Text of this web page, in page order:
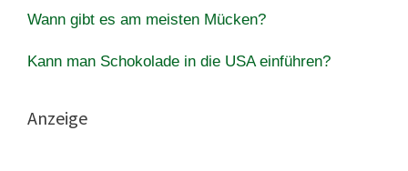
Wann gibt es am meisten Mücken?
Kann man Schokolade in die USA einführen?
Anzeige